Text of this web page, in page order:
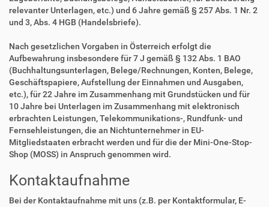
relevanter Unterlagen, etc.) und 6 Jahre gemäß § 257 Abs. 1 Nr. 2
und 3, Abs. 4 HGB (Handelsbriefe).
Nach gesetzlichen Vorgaben in Österreich erfolgt die
Aufbewahrung insbesondere für 7 J gemäß § 132 Abs. 1 BAO
(Buchhaltungsunterlagen, Belege/Rechnungen, Konten, Belege,
Geschäftspapiere, Aufstellung der Einnahmen und Ausgaben,
etc.), für 22 Jahre im Zusammenhang mit Grundstücken und für
10 Jahre bei Unterlagen im Zusammenhang mit elektronisch
erbrachten Leistungen, Telekommunikations-, Rundfunk- und
Fernsehleistungen, die an Nichtunternehmer in EU-
Mitgliedstaaten erbracht werden und für die der Mini-One-Stop-
Shop (MOSS) in Anspruch genommen wird.
Kontaktaufnahme
Bei der Kontaktaufnahme mit uns (z.B. per Kontaktformular, E-